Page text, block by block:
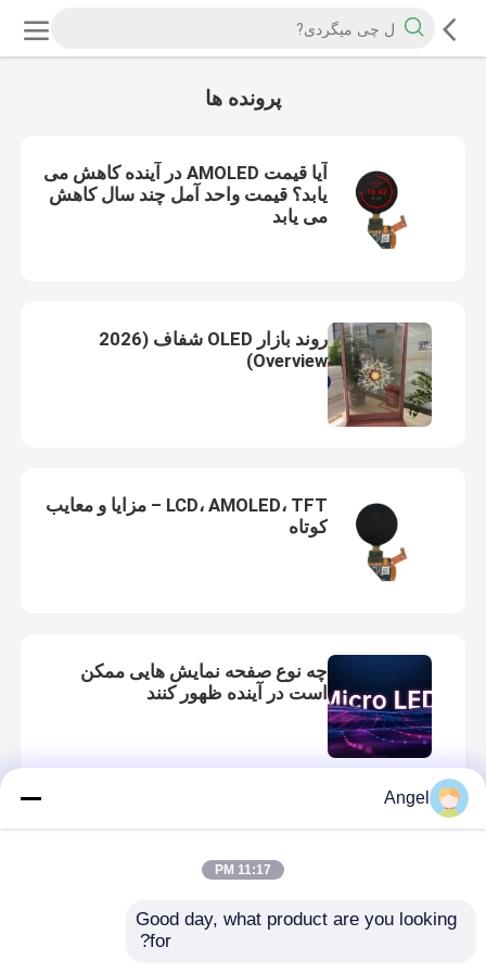
پرونده ها
آیا قیمت AMOLED در آینده کاهش می
یابد؟ قیمت واحد آمل چند سال کاهش
می یابد
روند بازار OLED شفاف (2026
Overview)
LCD، AMOLED، TFT – مزایا و معایب
کوتاه
چه نوع صفحه نمایش هایی ممکن
است در آینده ظهور کنند
روند توسعه آینده AMOLED
انعطاف‌پذیر
Angel
11:17 PM
Good day, what product are you looking
for?